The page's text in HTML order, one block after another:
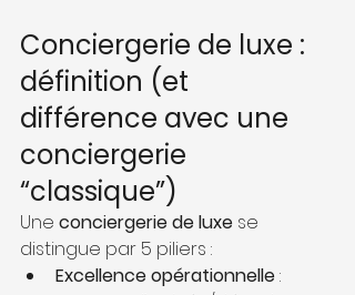
Conciergerie de luxe :
définition (et
différence avec une
conciergerie
“classique”)
Une conciergerie de luxe se
distingue par 5 piliers :
Excellence opérationnelle :